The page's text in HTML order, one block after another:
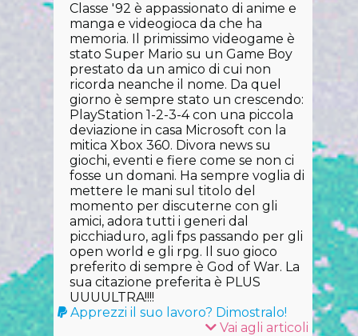
Classe '92 è appassionato di anime e
manga e videogioca da che ha
memoria. Il primissimo videogame è
stato Super Mario su un Game Boy
prestato da un amico di cui non
ricorda neanche il nome. Da quel
giorno è sempre stato un crescendo:
PlayStation 1-2-3-4 con una piccola
deviazione in casa Microsoft con la
mitica Xbox 360. Divora news su
giochi, eventi e fiere come se non ci
fosse un domani. Ha sempre voglia di
mettere le mani sul titolo del
momento per discuterne con gli
amici, adora tutti i generi dal
picchiaduro, agli fps passando per gli
open world e gli rpg. Il suo gioco
preferito di sempre è God of War. La
sua citazione preferita è PLUS
UUUULTRA!!!!
Apprezzi il suo lavoro? Dimostralo!
Vai agli articoli